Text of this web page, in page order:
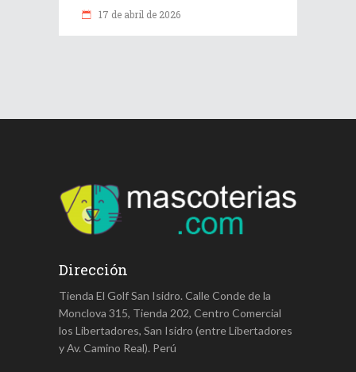
17 de abril de 2026
Dirección
Tienda El Golf San Isidro. Calle Conde de la
Monclova 315, Tienda 202, Centro Comercial
los Libertadores, San Isidro (entre Libertadores
y Av. Camino Real). Perú